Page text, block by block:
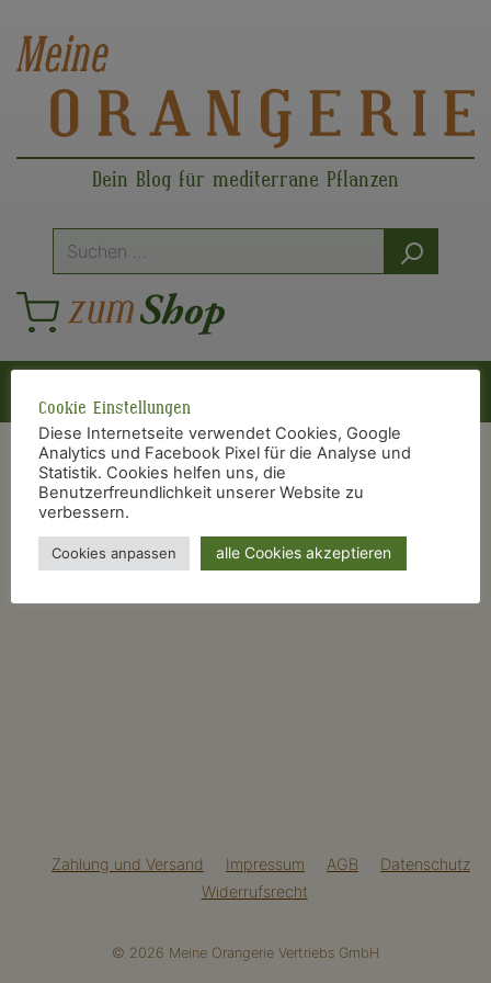
Dein Blog für mediterrane Pflanzen
Suche
nach:
Hauptnavigation
Zahlung und Versand Impressum AGB
Datenschutz
Widerrufsrecht
© 2026 Meine Orangerie Vertriebs GmbH
Cookie Einstellungen
Diese Internetseite verwendet Cookies, Google
Analytics und Facebook Pixel für die Analyse und
Statistik. Cookies helfen uns, die
Benutzerfreundlichkeit unserer Website zu
verbessern.
Cookies anpassen alle Cookies akzeptieren